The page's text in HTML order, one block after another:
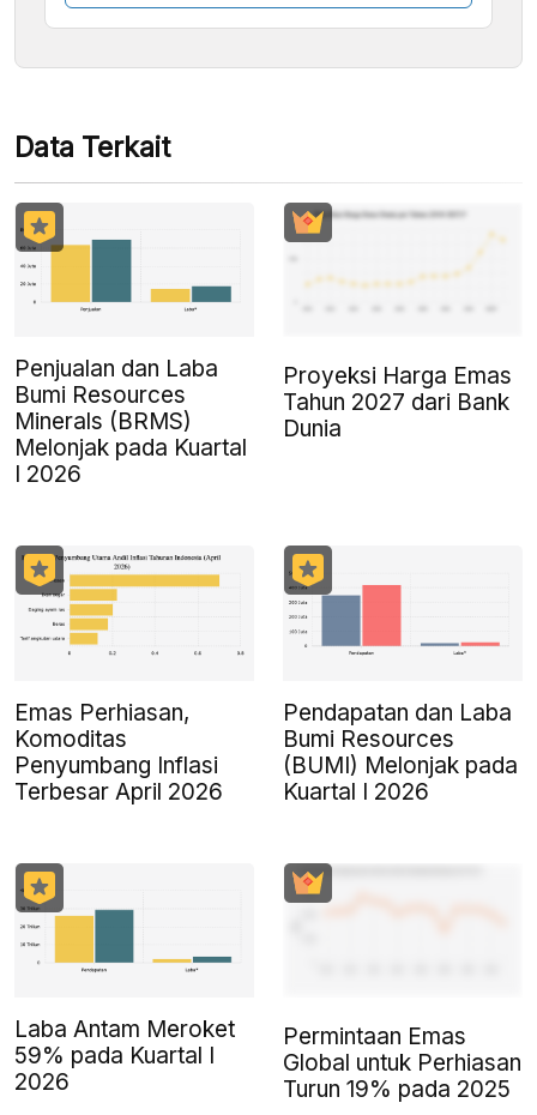
proses aktivasi.
Data Terkait
Penjualan dan Laba
Bumi Resources
Minerals (BRMS)
Melonjak pada Kuartal
I 2026
Proyeksi Harga Emas
Tahun 2027 dari Bank
Dunia
Emas Perhiasan,
Komoditas
Penyumbang Inflasi
Terbesar April 2026
Pendapatan dan Laba
Bumi Resources
(BUMI) Melonjak pada
Kuartal I 2026
Laba Antam Meroket
59% pada Kuartal I
2026
Permintaan Emas
Global untuk Perhiasan
Turun 19% pada 2025